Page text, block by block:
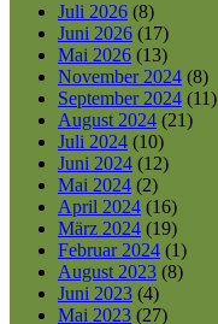
Juli 2026 (8)
Juni 2026 (17)
Mai 2026 (13)
November 2024 (8)
September 2024 (11)
August 2024 (21)
Juli 2024 (10)
Juni 2024 (12)
Mai 2024 (2)
April 2024 (16)
März 2024 (19)
Februar 2024 (1)
August 2023 (8)
Juni 2023 (4)
Mai 2023 (27)